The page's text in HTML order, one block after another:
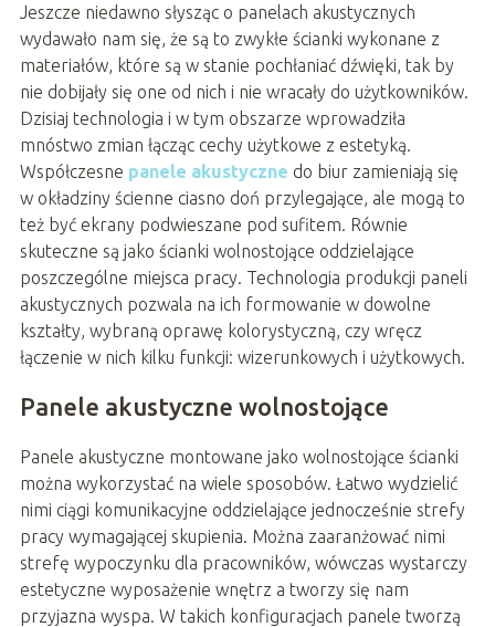
Jeszcze niedawno słysząc o panelach akustycznych
wydawało nam się, że są to zwykłe ścianki wykonane z
materiałów, które są w stanie pochłaniać dźwięki, tak by
nie dobijały się one od nich i nie wracały do użytkowników.
Dzisiaj technologia i w tym obszarze wprowadziła
mnóstwo zmian łącząc cechy użytkowe z estetyką.
Współczesne panele akustyczne do biur zamieniają się
w okładziny ścienne ciasno doń przylegające, ale mogą to
też być ekrany podwieszane pod sufitem. Równie
skuteczne są jako ścianki wolnostojące oddzielające
poszczególne miejsca pracy. Technologia produkcji paneli
akustycznych pozwala na ich formowanie w dowolne
kształty, wybraną oprawę kolorystyczną, czy wręcz
łączenie w nich kilku funkcji: wizerunkowych i użytkowych.
Panele akustyczne wolnostojące
Panele akustyczne montowane jako wolnostojące ścianki
można wykorzystać na wiele sposobów. Łatwo wydzielić
nimi ciągi komunikacyjne oddzielające jednocześnie strefy
pracy wymagającej skupienia. Można zaaranżować nimi
strefę wypoczynku dla pracowników, wówczas wystarczy
estetyczne wyposażenie wnętrz a tworzy się nam
przyjazna wyspa. W takich konfiguracjach panele tworzą